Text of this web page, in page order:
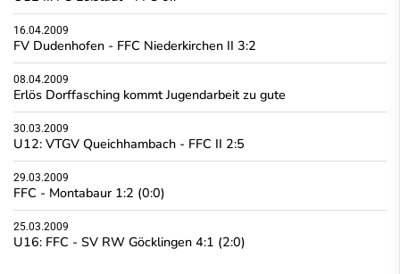
16.04.2009
FV Dudenhofen - FFC Niederkirchen II 3:2
08.04.2009
Erlös Dorffasching kommt Jugendarbeit zu gute
30.03.2009
U12: VTGV Queichhambach - FFC II 2:5
29.03.2009
FFC - Montabaur 1:2 (0:0)
25.03.2009
U16: FFC - SV RW Göcklingen 4:1 (2:0)